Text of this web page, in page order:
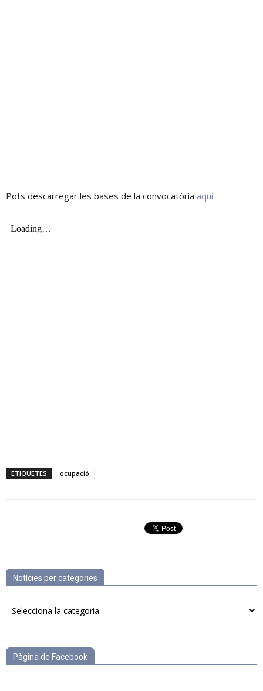
Pots descarregar les bases de la convocatòria aquí.
ETIQUETES ocupació
Notícies per categories
Notícies
per
Pàgina de Facebook